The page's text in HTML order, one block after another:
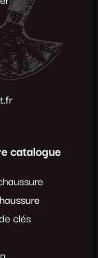
catalogue
clés